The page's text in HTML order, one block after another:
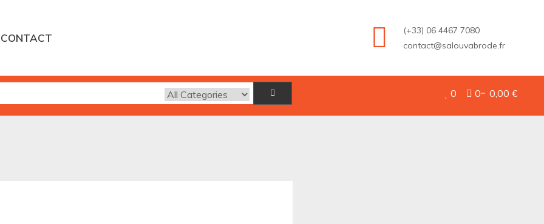
CONTACT
(+33) 06 4467 7080
contact@salouvabrode.fr
0 0 0,00 €